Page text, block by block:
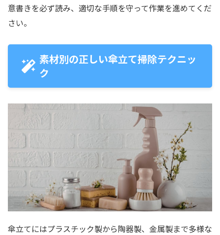
意書きを必ず読み、適切な手順を守って作業を進めてくだ
さい。
素材別の正しい傘立て掃除テクニッ
ク
傘立てにはプラスチック製から陶器製、金属製まで多様な